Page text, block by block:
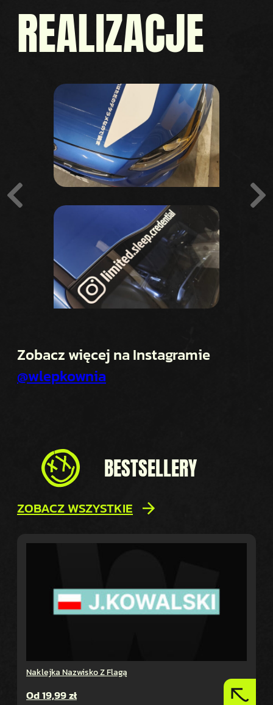
REALIZACJE
Zobacz więcej na Instagramie
@wlepkownia
BESTSELLERY
ZOBACZ WSZYSTKIE
Naklejka Nazwisko Z Flagą
Od19,99zł